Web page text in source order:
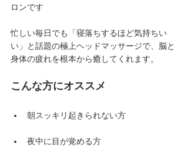
ロンです
忙しい毎日でも「寝落ちするほど気持ちい
い」と話題の極上ヘッドマッサージで、脳と
身体の疲れを根本から癒してくれます。
こんな方にオススメ
朝スッキリ起きられない方
夜中に目が覚める方